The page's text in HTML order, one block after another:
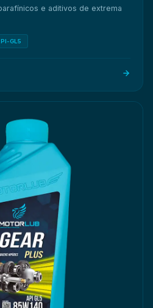
e aditivos de extrema
GL5